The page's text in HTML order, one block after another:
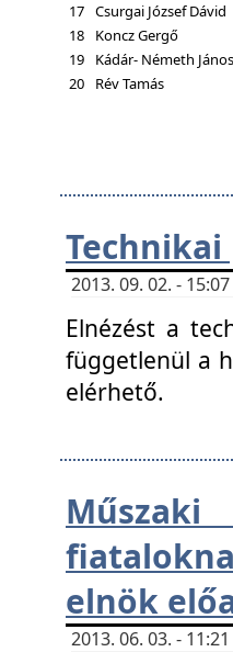
17 Csurgai József Dávid
18
Koncz Gergő
19
Kádár- Németh János
20
Rév Tamás
2013. 09. 02. -
Elnézést a
függetlenül a
elérhető.
elnök
2013. 06. 03. -